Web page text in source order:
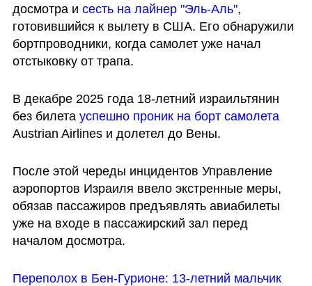
досмотра и сесть на лайнер "Эль-Аль",
готовившийся к вылету в США. Его обнаружили
бортпроводники, когда самолет уже начал
отстыковку от трапа.
В декабре 2025 года 18-летний израильтянин
без билета успешно проник на борт самолета
Austrian Airlines и долетел до Вены.
После этой череды инцидентов Управление
аэропортов Израиля ввело экстренные меры,
обязав пассажиров предъявлять авиабилеты
уже на входе в пассажирский зал перед
началом досмотра.
Переполох в Бен-Гурионе: 13-летний мальчик